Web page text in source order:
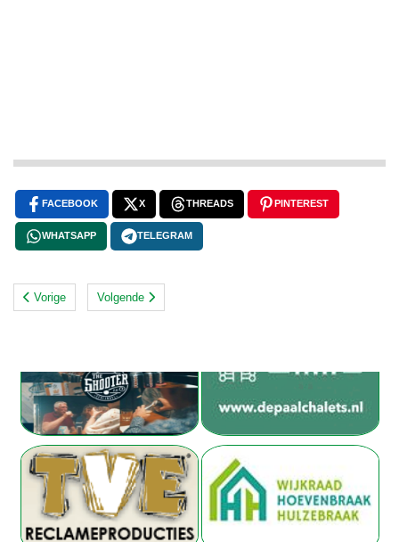
FACEBOOK X THREADS PINTEREST
WHATSAPP TELEGRAM
Vorige Volgende